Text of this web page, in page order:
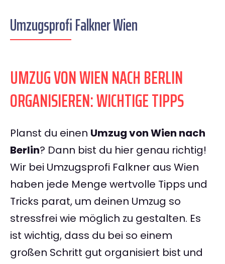
Umzugsprofi Falkner Wien
UMZUG VON WIEN NACH BERLIN
ORGANISIEREN: WICHTIGE TIPPS
Planst du einen Umzug von Wien nach
Berlin? Dann bist du hier genau richtig!
Wir bei Umzugsprofi Falkner aus Wien
haben jede Menge wertvolle Tipps und
Tricks parat, um deinen Umzug so
stressfrei wie möglich zu gestalten. Es
ist wichtig, dass du bei so einem
großen Schritt gut organisiert bist und